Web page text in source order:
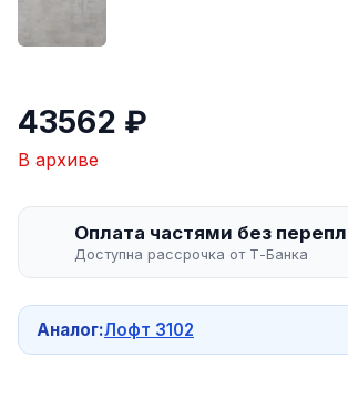
43562 ₽
В архиве
Оплата частями без
Доступна рассрочка от Т-Банка
Аналог:Лофт 3102